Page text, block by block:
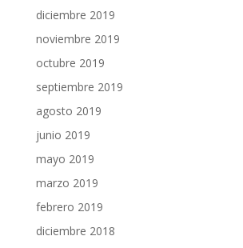
diciembre 2019
noviembre 2019
octubre 2019
septiembre 2019
agosto 2019
junio 2019
mayo 2019
marzo 2019
febrero 2019
diciembre 2018